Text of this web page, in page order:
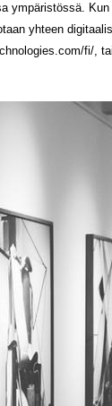
ympäristössä.
yhteen
fi/,